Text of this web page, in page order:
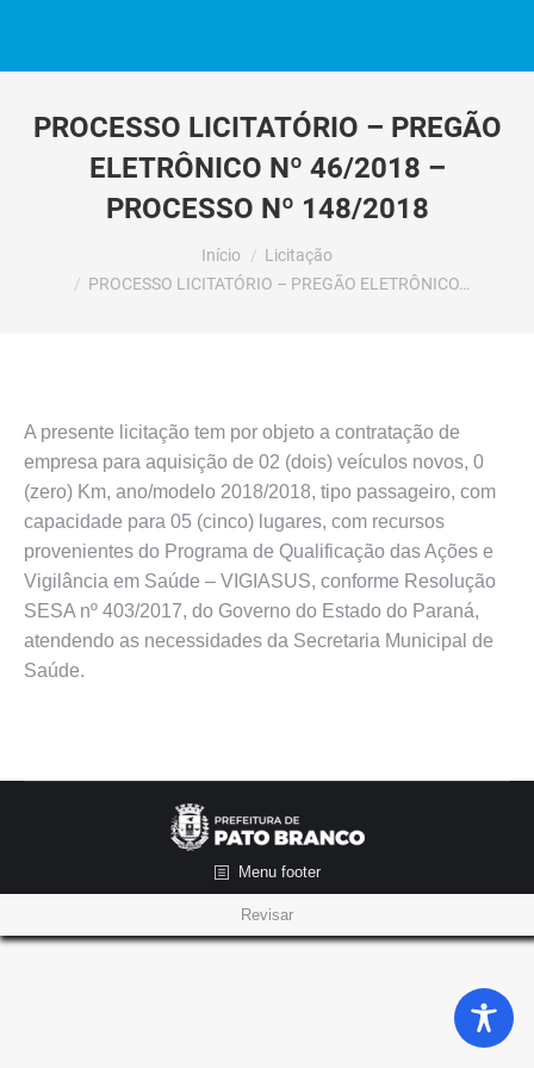
PROCESSO LICITATÓRIO – PREGÃO
ELETRÔNICO Nº 46/2018 –
PROCESSO Nº 148/2018
Início
Licitação
PROCESSO LICITATÓRIO – PREGÃO ELETRÔNICO…
A presente licitação tem por objeto a contratação de
empresa para aquisição de 02 (dois) veículos novos, 0
(zero) Km, ano/modelo 2018/2018, tipo passageiro, com
capacidade para 05 (cinco) lugares, com recursos
provenientes do Programa de Qualificação das Ações e
Vigilância em Saúde – VIGIASUS, conforme Resolução
SESA nº 403/2017, do Governo do Estado do Paraná,
atendendo as necessidades da Secretaria Municipal de
Saúde.
Menu footer
Revisar